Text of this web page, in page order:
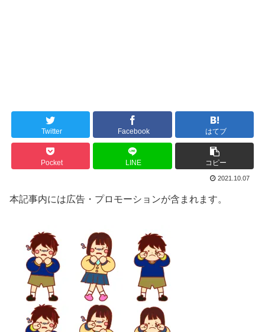
Twitter Facebook はてブ
Pocket LINE コピー
2021.10.07
本記事内には広告・プロモーションが含まれます。